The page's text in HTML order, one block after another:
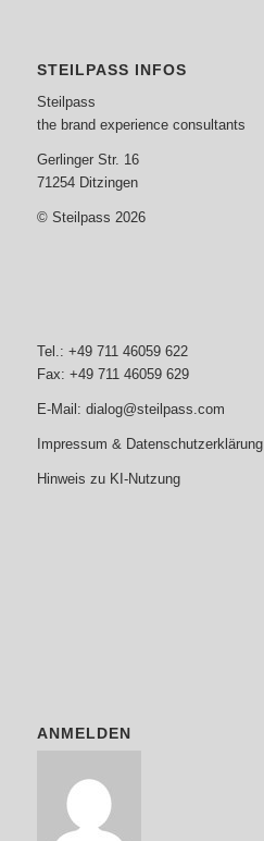
STEILPASS INFOS
Steilpass
the brand experience consultants
Gerlinger Str. 16
71254 Ditzingen
© Steilpass 2026
Tel.: +49 711 46059 622
Fax: +49 711 46059 629
E-Mail: dialog@steilpass.com
Impressum & Datenschutzerklärung
Hinweis zu KI-Nutzung
ANMELDEN